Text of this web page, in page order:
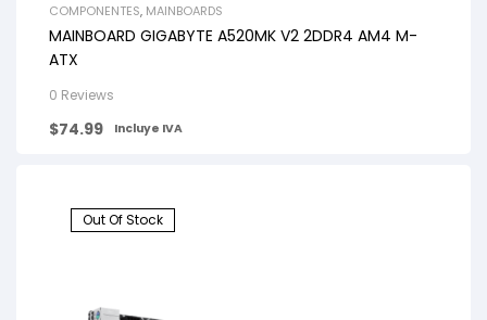
COMPONENTES, MAINBOARDS
MAINBOARD GIGABYTE A520MK V2 2DDR4 AM4 M-
ATX
0 Reviews
$74.99 Incluye IVA
Out Of Stock